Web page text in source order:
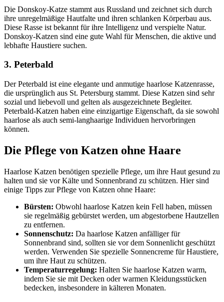
Die Donskoy-Katze stammt aus Russland und zeichnet sich durch
ihre unregelmäßige Hautfalte und ihren schlanken Körperbau aus.
Diese Rasse ist bekannt für ihre Intelligenz und verspielte Natur.
Donskoy-Katzen sind eine gute Wahl für Menschen, die aktive und
lebhafte Haustiere suchen.
3. Peterbald
Der Peterbald ist eine elegante und anmutige haarlose Katzenrasse,
die ursprünglich aus St. Petersburg stammt. Diese Katzen sind sehr
sozial und liebevoll und gelten als ausgezeichnete Begleiter.
Peterbald-Katzen haben eine einzigartige Eigenschaft, da sie sowohl
haarlose als auch semi-langhaarige Individuen hervorbringen
können.
Die Pflege von Katzen ohne Haare
Haarlose Katzen benötigen spezielle Pflege, um ihre Haut gesund zu
halten und sie vor Kälte und Sonnenbrand zu schützen. Hier sind
einige Tipps zur Pflege von Katzen ohne Haare:
Bürsten: Obwohl haarlose Katzen kein Fell haben, müssen
sie regelmäßig gebürstet werden, um abgestorbene Hautzellen
zu entfernen.
Sonnenschutz: Da haarlose Katzen anfälliger für
Sonnenbrand sind, sollten sie vor dem Sonnenlicht geschützt
werden. Verwenden Sie spezielle Sonnencreme für Haustiere,
um ihre Haut zu schützen.
Temperaturregelung: Halten Sie haarlose Katzen warm,
indem Sie sie mit Decken oder warmen Kleidungsstücken
bedecken, insbesondere in kälteren Monaten.